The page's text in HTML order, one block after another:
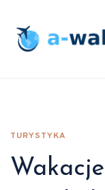
TURYSTYKA